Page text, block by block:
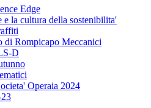
Edge
e la cultura della sostenibilita'
di Rompicapo Meccanici
D
Operaia 2024